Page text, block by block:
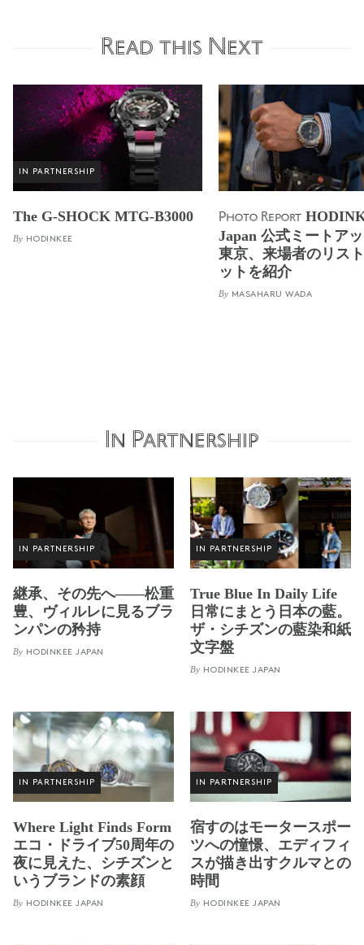
Read this Next
IN PARTNERSHIP
The G-SHOCK MTG-B3000
By HODINKEE
Photo Report
Japan 公式ミートア
東京、来場者のリス
ットを紹介
By MASAHARU WADA
In Partnership
IN PARTNERSHIP
継承、その先へ——松重
豊、ヴィルレに見るブラ
ンパンの矜持
By HODINKEE JAPAN
IN PARTNERSHIP
True Blue In Daily Life
日常にまとう日本の藍。
ザ・シチズンの藍染和紙
文字盤
By HODINKEE JAPAN
IN PARTNERSHIP
Where Light Finds Form
エコ・ドライブ50周年の
夜に見えた、シチズンと
いうブランドの素顔
By HODINKEE JAPAN
IN PARTNERSHIP
宿すのはモータースポー
ツへの憧憬、エディフィ
スが描き出すクルマとの
時間
By HODINKEE JAPAN